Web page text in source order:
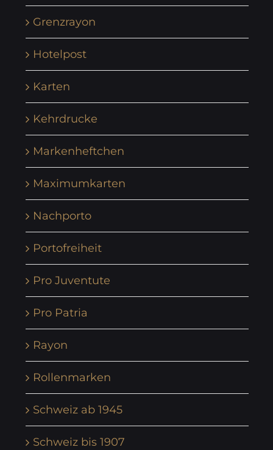
Grenzrayon
Hotelpost
Karten
Kehrdrucke
Markenheftchen
Maximumkarten
Nachporto
Portofreiheit
Pro Juventute
Pro Patria
Rayon
Rollenmarken
Schweiz ab 1945
Schweiz bis 1907